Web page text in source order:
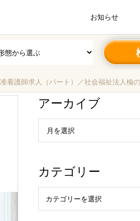
お知らせ
求人（パート）／社会福祉法人楡の会｜札幌
アーカイブ
カテゴリー